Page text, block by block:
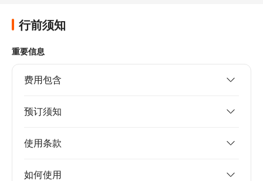
行前须知
重要信息
费用包含
预订须知
使用条款
如何使用